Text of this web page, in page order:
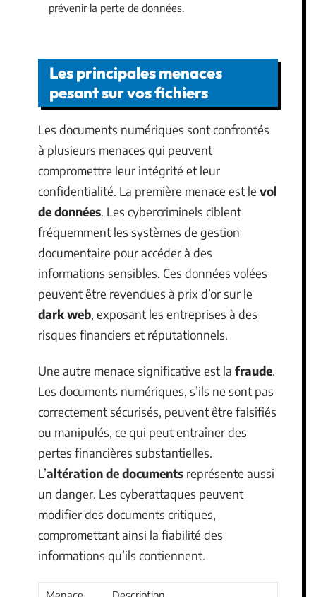
prévenir la perte de données.
Les principales menaces
pesant sur vos fichiers
Les documents numériques sont confrontés
à plusieurs menaces qui peuvent
compromettre leur intégrité et leur
confidentialité. La première menace est le vol
de données. Les cybercriminels ciblent
fréquemment les systèmes de gestion
documentaire pour accéder à des
informations sensibles. Ces données volées
peuvent être revendues à prix d’or sur le
dark web, exposant les entreprises à des
risques financiers et réputationnels.
Une autre menace significative est la fraude.
Les documents numériques, s’ils ne sont pas
correctement sécurisés, peuvent être falsifiés
ou manipulés, ce qui peut entraîner des
pertes financières substantielles.
L’altération de documents représente aussi
un danger. Les cyberattaques peuvent
modifier des documents critiques,
compromettant ainsi la fiabilité des
informations qu’ils contiennent.